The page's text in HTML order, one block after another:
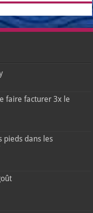
faire facturer 3x le
pieds dans les